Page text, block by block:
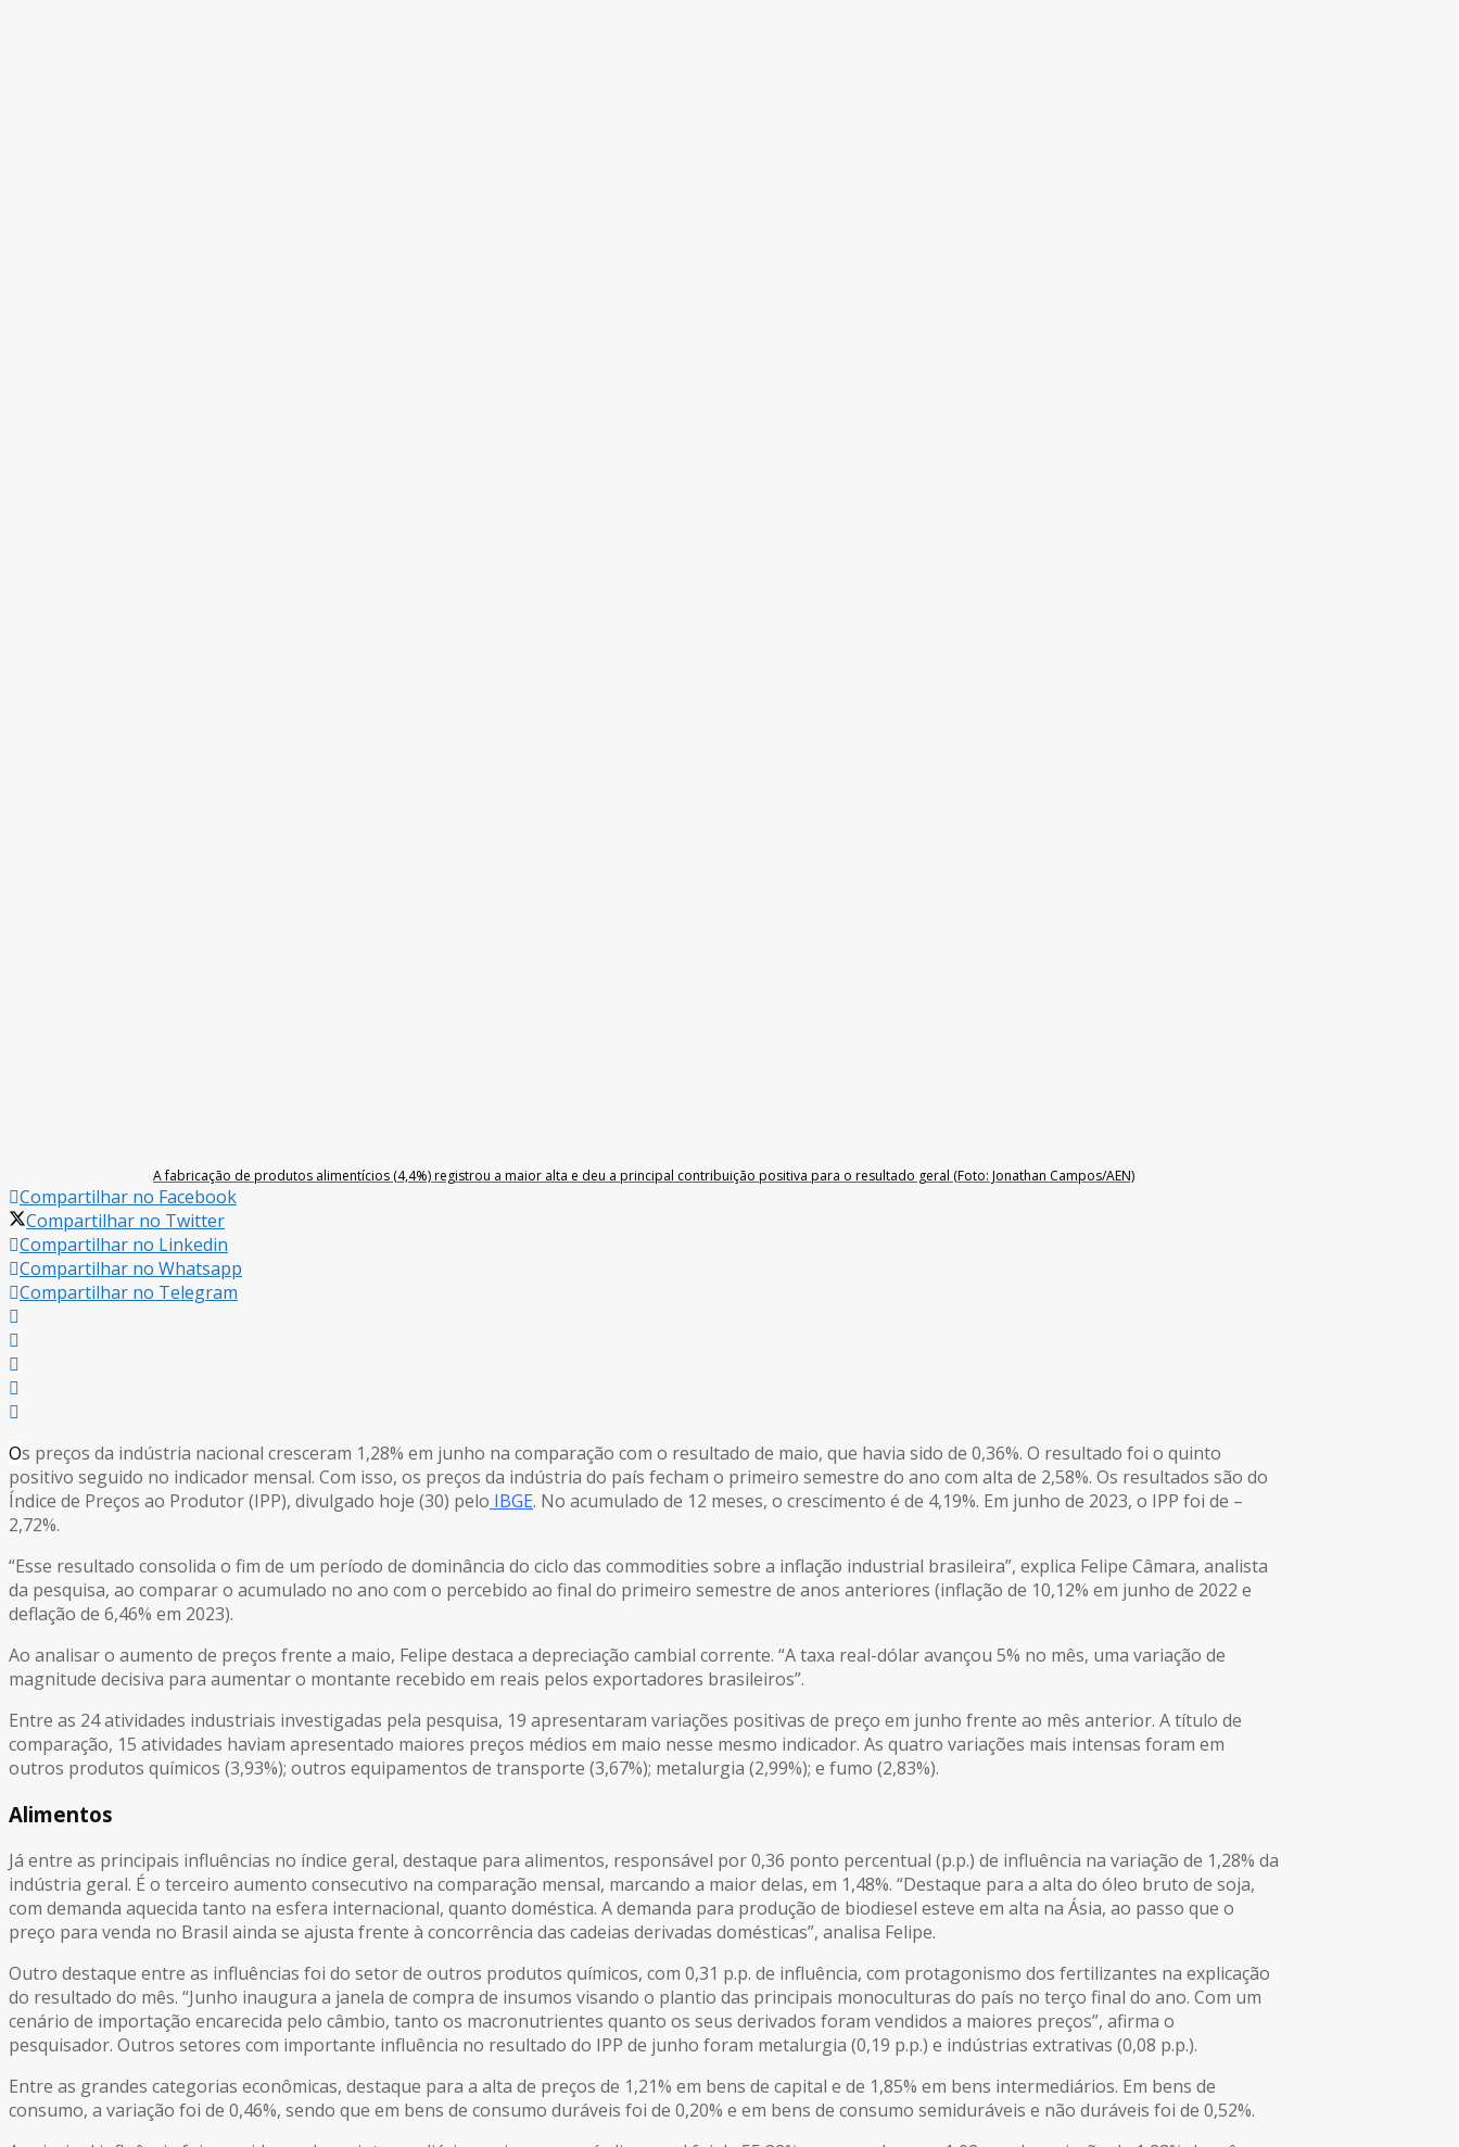
A fabricação de produtos alimentícios (4,4%) registrou a maior alta e deu a principal contribuição positiva para o resultado geral (Foto: Jonathan Campos/AEN)
Compartilhar no Facebook
Compartilhar no Twitter
Compartilhar no Linkedin
Compartilhar no Whatsapp
Compartilhar no Telegram
Os preços da indústria nacional cresceram 1,28% em junho na comparação com o resultado de maio, que havia sido de 0,36%. O resultado foi o quinto
positivo seguido no indicador mensal. Com isso, os preços da indústria do país fecham o primeiro semestre do ano com alta de 2,58%. Os resultados são do
Índice de Preços ao Produtor (IPP), divulgado hoje (30) pelo IBGE. No acumulado de 12 meses, o crescimento é de 4,19%. Em junho de 2023, o IPP foi de –
2,72%.
“Esse resultado consolida o fim de um período de dominância do ciclo das commodities sobre a inflação industrial brasileira”, explica Felipe Câmara, analista
da pesquisa, ao comparar o acumulado no ano com o percebido ao final do primeiro semestre de anos anteriores (inflação de 10,12% em junho de 2022 e
deflação de 6,46% em 2023).
Ao analisar o aumento de preços frente a maio, Felipe destaca a depreciação cambial corrente. “A taxa real-dólar avançou 5% no mês, uma variação de
magnitude decisiva para aumentar o montante recebido em reais pelos exportadores brasileiros”.
Entre as 24 atividades industriais investigadas pela pesquisa, 19 apresentaram variações positivas de preço em junho frente ao mês anterior. A título de
comparação, 15 atividades haviam apresentado maiores preços médios em maio nesse mesmo indicador. As quatro variações mais intensas foram em
outros produtos químicos (3,93%); outros equipamentos de transporte (3,67%); metalurgia (2,99%); e fumo (2,83%).
Alimentos
Já entre as principais influências no índice geral, destaque para alimentos, responsável por 0,36 ponto percentual (p.p.) de influência na variação de 1,28% da
indústria geral. É o terceiro aumento consecutivo na comparação mensal, marcando a maior delas, em 1,48%. “Destaque para a alta do óleo bruto de soja,
com demanda aquecida tanto na esfera internacional, quanto doméstica. A demanda para produção de biodiesel esteve em alta na Ásia, ao passo que o
preço para venda no Brasil ainda se ajusta frente à concorrência das cadeias derivadas domésticas”, analisa Felipe.
Outro destaque entre as influências foi do setor de outros produtos químicos, com 0,31 p.p. de influência, com protagonismo dos fertilizantes na explicação
do resultado do mês. “Junho inaugura a janela de compra de insumos visando o plantio das principais monoculturas do país no terço final do ano. Com um
cenário de importação encarecida pelo câmbio, tanto os macronutrientes quanto os seus derivados foram vendidos a maiores preços”, afirma o
pesquisador. Outros setores com importante influência no resultado do IPP de junho foram metalurgia (0,19 p.p.) e indústrias extrativas (0,08 p.p.).
Entre as grandes categorias econômicas, destaque para a alta de preços de 1,21% em bens de capital e de 1,85% em bens intermediários. Em bens de
consumo, a variação foi de 0,46%, sendo que em bens de consumo duráveis foi de 0,20% e em bens de consumo semiduráveis e não duráveis foi de 0,52%.